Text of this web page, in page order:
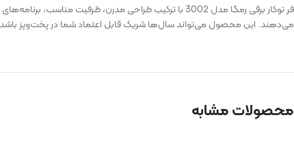
فر توکار برقی رمگا مدل 3002 با ترکیب طراحی مدرن،
می‌دهند. این محصول می‌تواند سال‌ها شریک قابل اعتماد شما در پخت‌وپز باشد و
محصولات مشابه